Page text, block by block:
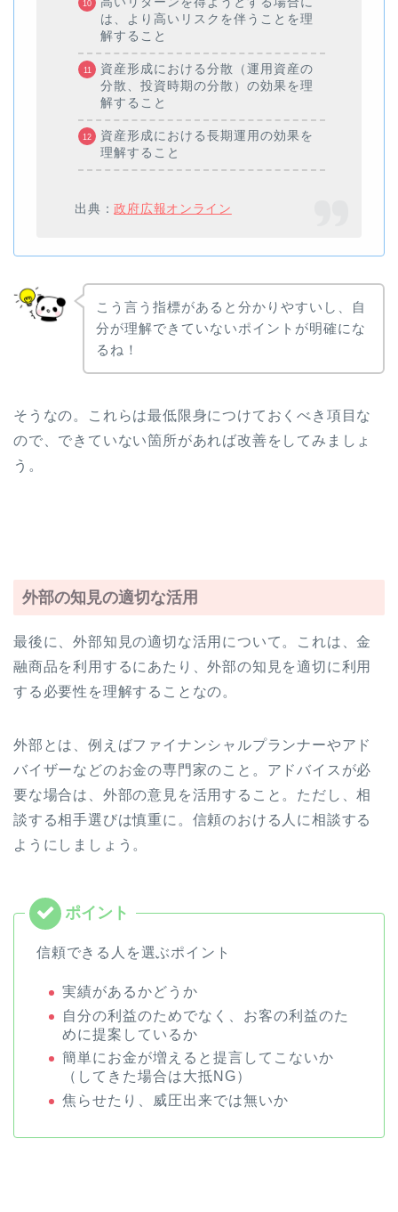
は、より高いリスクを伴うことを理
解すること
資産形成における分散（運用資産の
分散、投資時期の分散）の効果を理
解すること
資産形成における長期運用の効果を
理解すること
出典：政府広報オンライン
こう言う指標があると分かりやすいし、自
分が理解できていないポイントが明確にな
るね！
そうなの。これらは最低限身につけておくべき項目な
ので、できていない箇所があれば改善をしてみましょ
う。
外部の知見の適切な活用
最後に、外部知見の適切な活用について。これは、金
融商品を利用するにあたり、外部の知見を適切に利用
する必要性を理解することなの。
外部とは、例えばファイナンシャルプランナーやアド
バイザーなどのお金の専門家のこと。アドバイスが必
要な場合は、外部の意見を活用すること。ただし、相
談する相手選びは慎重に。信頼のおける人に相談する
ようにしましょう。
信頼できる人を選ぶポイント
実績があるかどうか
自分の利益のためでなく、お客の利益のた
めに提案しているか
簡単にお金が増えると提言してこないか
（してきた場合は大抵NG）
焦らせたり、威圧出来では無いか